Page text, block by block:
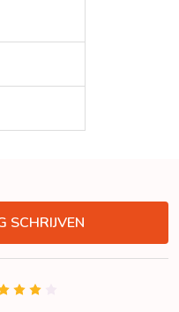
SCHRIJVEN